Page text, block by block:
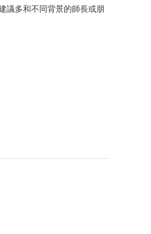
議多和不同背景的師長或朋